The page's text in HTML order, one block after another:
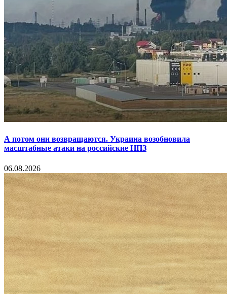
А потом они возвращаются. Украина возобновила
масштабные атаки на российские НПЗ
06.08.2026